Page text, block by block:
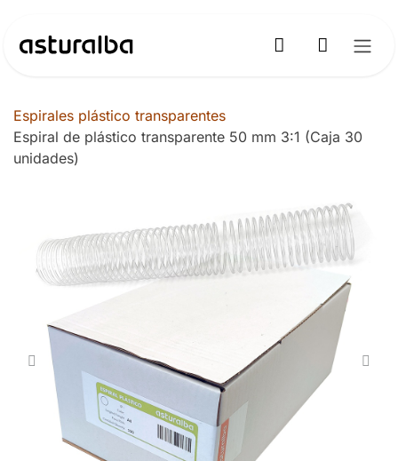
Espirales plástico transparentes
Espiral de plástico transparente 50 mm 3:1 (Caja 30
unidades)